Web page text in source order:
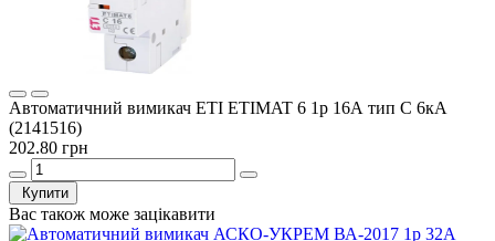
Автоматичний вимикач ETI ETIMAT 6 1p 16А тип C 6кА
(2141516)
202.80 грн
Купити
Вас також може зацікавити